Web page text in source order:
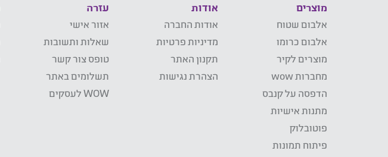
מוצרים
אלבום שטוח
אלבום כרומו
מוצרים לקיר
מחברות wow
הדפסה על קנבס
מתנות אישיות
פוטובלוק
פיתוח תמונות
אודות
אודות החברה
מדיניות פרטיות
תקנון האתר
הצהרת נגישות
עזרה
אזור אישי
שאלות ותשובות
טופס צור קשר
תשלומים באתר
WOW לעסקים